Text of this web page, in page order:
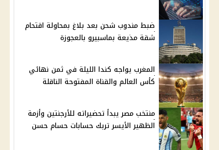
ضبط مندوب شحن بعد بلاغ بمحاولة اقتحام
شقة مذيعة بماسبيرو بالعجوزة
المغرب يواجه كندا الليلة في ثمن نهائي
كأس العالم والقناة المفتوحة الناقلة
منتخب مصر يبدأ تحضيراته للأرجنتين وأزمة
الظهير الأيسر تربك حسابات حسام حسن